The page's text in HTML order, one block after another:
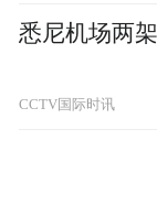
在2021年
年8月底推出
前2188元
悉尼机场两
CCTV国际时讯